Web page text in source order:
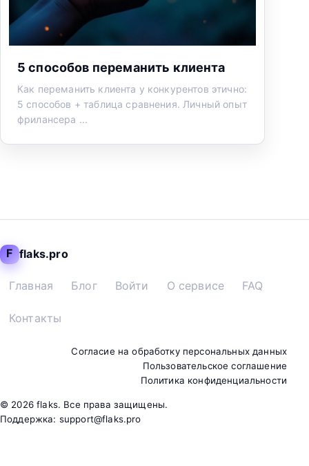
5 способов переманить клиента
Как переманить клиента у конкурентов этично:
5 способов + таблица сравнения. Личный опыт
фрилансера ...
F flaks.pro
Главная Блог Войти О сервисе FAQ
Контакты
Согласие на обработку персональных данных
Пользовательское соглашение
Политика конфиденциальности
© 2026flaks. Все права защищены.
Поддержка: support@flaks.pro